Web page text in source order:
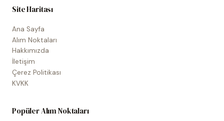
Site Haritası
Ana Sayfa
Alım Noktaları
Hakkımızda
İletişim
Çerez Politikası
KVKK
Popüler Alım Noktaları